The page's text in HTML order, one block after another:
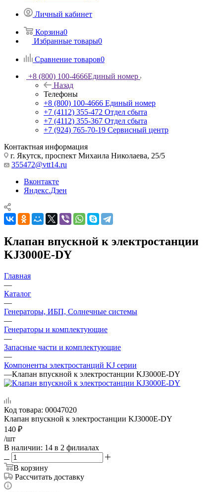
Личный кабинет
Корзина0
Избранные товары0
Сравнение товаров0
+8 (800) 100-4666Единый номер
Назад
Телефоны
+8 (800) 100-4666 Единый номер
+7 (4112) 355-472 Отдел сбыта
+7 (4112) 355-367 Отдел сбыта
+7 (924) 765-70-19 Сервисный центр
Контактная информация
г. Якутск, проспект Михаила Николаева, 25/5
355472@vtt14.ru
Вконтакте
Яндекс.Дзен
Клапан впускной к электростанции
KJ3000E-DY
Главная
—
Каталог
—
Генераторы, ИБП, Солнечные системы
—
Генераторы и комплектующие
—
Запасные части и комплектующие
—
Компоненты электростанций KJ серии
—Клапан впускной к электростанции KJ3000E-DY
Код товара: 00047020
Клапан впускной к электростанции KJ3000E-DY
140 ₽
/шт
В наличии: 14 в 2 филиалах
В корзину
Рассчитать доставку